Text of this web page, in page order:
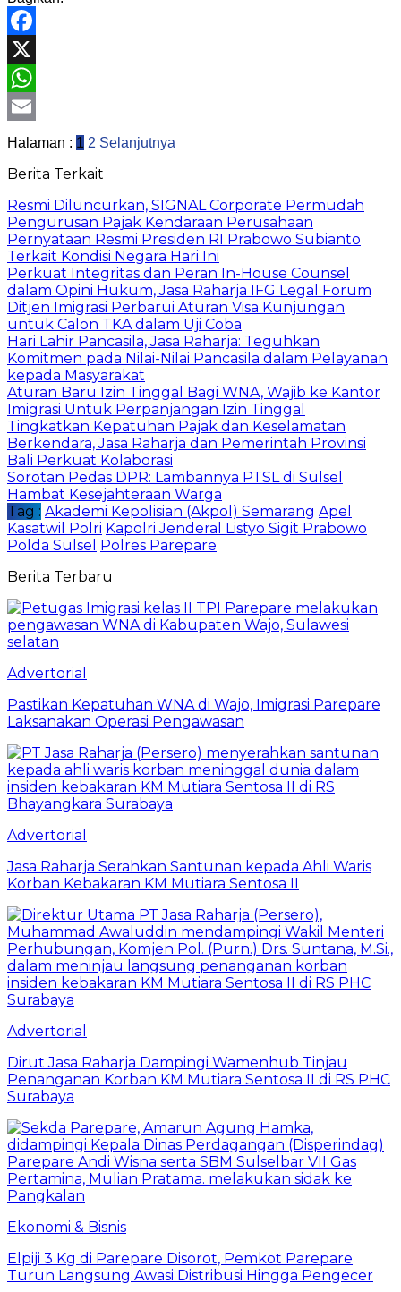
Facebook
X
WhatsApp
Email
Halaman : 1 2 Selanjutnya
Berita Terkait
Resmi Diluncurkan, SIGNAL Corporate Permudah
Pengurusan Pajak Kendaraan Perusahaan
Pernyataan Resmi Presiden RI Prabowo Subianto
Terkait Kondisi Negara Hari Ini
Perkuat Integritas dan Peran In-House Counsel
dalam Opini Hukum, Jasa Raharja IFG Legal Forum
Ditjen Imigrasi Perbarui Aturan Visa Kunjungan
untuk Calon TKA dalam Uji Coba
Hari Lahir Pancasila, Jasa Raharja: Teguhkan
Komitmen pada Nilai-Nilai Pancasila dalam Pelayanan
kepada Masyarakat
Aturan Baru Izin Tinggal Bagi WNA, Wajib ke Kantor
Imigrasi Untuk Perpanjangan Izin Tinggal
Tingkatkan Kepatuhan Pajak dan Keselamatan
Berkendara, Jasa Raharja dan Pemerintah Provinsi
Bali Perkuat Kolaborasi
Sorotan Pedas DPR: Lambannya PTSL di Sulsel
Hambat Kesejahteraan Warga
Tag : Akademi Kepolisian (Akpol) Semarang Apel
Kasatwil Polri Kapolri Jenderal Listyo Sigit Prabowo
Polda Sulsel Polres Parepare
Berita Terbaru
Advertorial
Pastikan Kepatuhan WNA di Wajo, Imigrasi Parepare
Laksanakan Operasi Pengawasan
Advertorial
Jasa Raharja Serahkan Santunan kepada Ahli Waris
Korban Kebakaran KM Mutiara Sentosa II
Advertorial
Dirut Jasa Raharja Dampingi Wamenhub Tinjau
Penanganan Korban KM Mutiara Sentosa II di RS PHC
Surabaya
Ekonomi & Bisnis
Elpiji 3 Kg di Parepare Disorot, Pemkot Parepare
Turun Langsung Awasi Distribusi Hingga Pengecer